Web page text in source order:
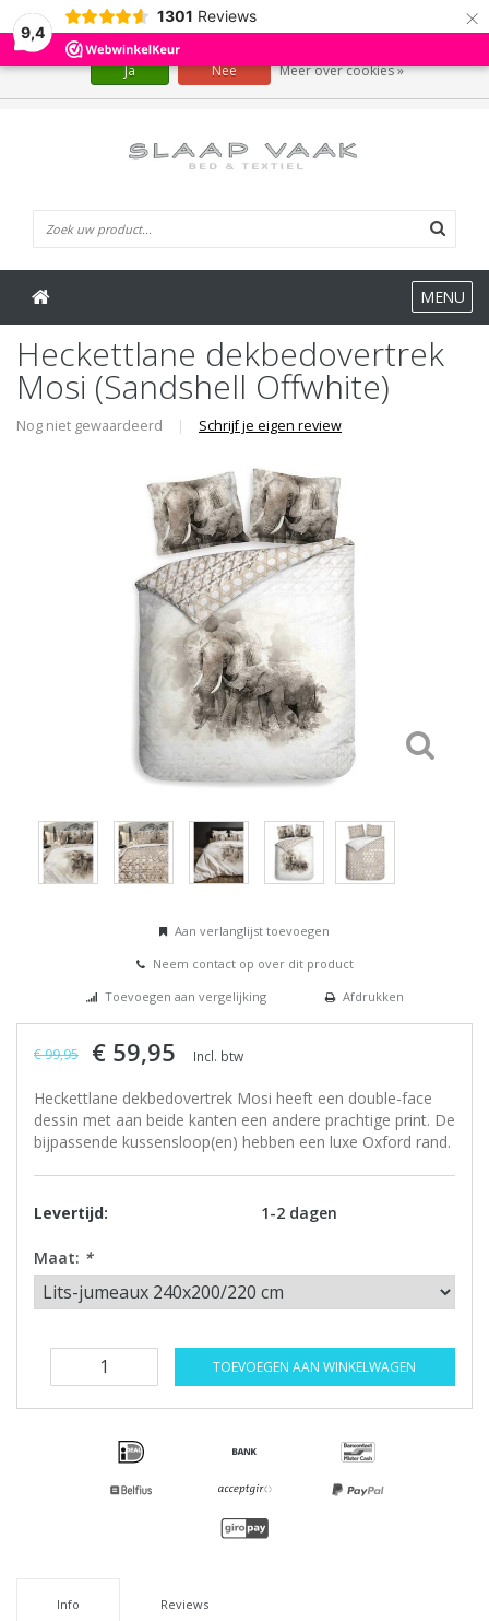
9,4
1301 Reviews ×
MENU
Heckettlane dekbedovertrek
Mosi (Sandshell Offwhite)
Nog niet gewaardeerd | Schrijf je eigen review
Aan verlanglijst toevoegen
Neem contact op over dit product
Toevoegen aan vergelijking
Afdrukken
€ 99,95 € 59,95 Incl. btw
Heckettlane dekbedovertrek Mosi heeft een double-face
dessin met aan beide kanten een andere prachtige print. De
bijpassende kussensloop(en) hebben een luxe Oxford rand.
Levertijd: 1-2 dagen
Maat: *
TOEVOEGEN AAN WINKELWAGEN
Info Reviews
Wij slaan cookies op om onze website te verbeteren. Is dat akkoord?
Ja Nee Meer over cookies »